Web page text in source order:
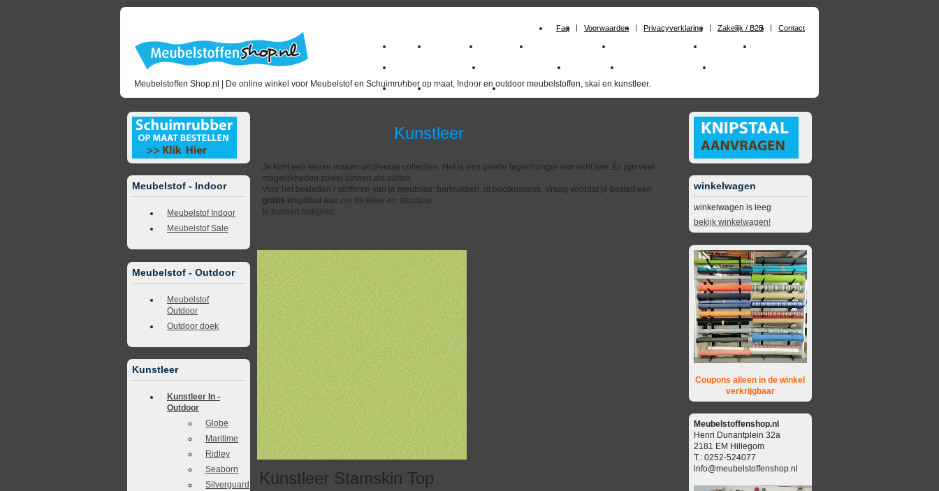
Faq Voorwaarden Privacyverklaring Zakelijk / B2B Contact
Meubelstoffen Shop.nl | De online winkel voor Meubelstof en Schuimrubber op maat, Indoor en outdoor meubelstoffen, skai en kunstleer.
Home Meubelstof Kunstleer Schuimrubberplaten Schuimrubber op maat Materialen
milano_outdoorstoffen skai kunstleer kopen outdoorstof skai_kunstleer outdoor
Outlet Meubelstof indoor duurzaam
Meubelstof - Indoor
Meubelstof Indoor
Meubelstof Sale
Meubelstof - Outdoor
Meubelstof
Outdoor
Outdoor doek
Kunstleer
Kunstleer In -
Outdoor
Globe
Maritime
Ridley
Seaborn
Silverguard
Kunstleer
Je kunt een keuze maken uit diverse collecties. Het is een goede tegenhanger van echt leer. Er zijn veel
mogelijkheden zowel binnen als buiten.
Voor het bekleden / stofferen van je meubilair, barkrukken, of bootkussens. Vraag voordat je bestelt een
gratis knipstaal aan om de kleur en structuur
te kunnen bekijken.
Kunstleer Stamskin Top
winkelwagen
winkelwagen is leeg
bekijk winkelwagen!
Coupons alleen in de winkel
verkrijgbaar
Meubelstoffenshop.nl
Henri Dunantplein 32a
2181 EM Hillegom
T.: 0252-524077
info@meubelstoffenshop.nl